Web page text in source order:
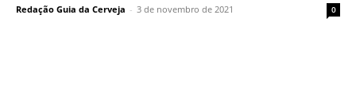
Redação Guia da Cerveja - 3 de novembro de 2021 0